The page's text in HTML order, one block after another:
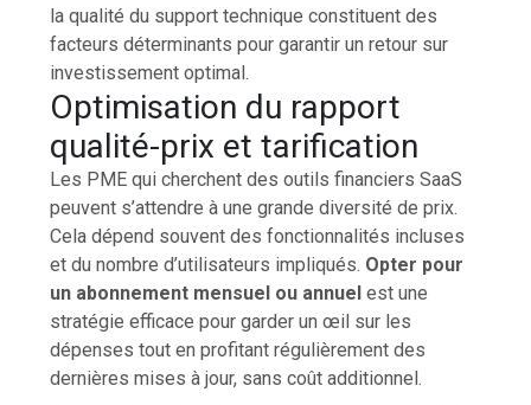
la qualité du support technique constituent des
facteurs déterminants pour garantir un retour sur
investissement optimal.
Optimisation du rapport
qualité-prix et tarification
Les PME qui cherchent des outils financiers SaaS
peuvent s’attendre à une grande diversité de prix.
Cela dépend souvent des fonctionnalités incluses
et du nombre d’utilisateurs impliqués. Opter pour
un abonnement mensuel ou annuel est une
stratégie efficace pour garder un œil sur les
dépenses tout en profitant régulièrement des
dernières mises à jour, sans coût additionnel.